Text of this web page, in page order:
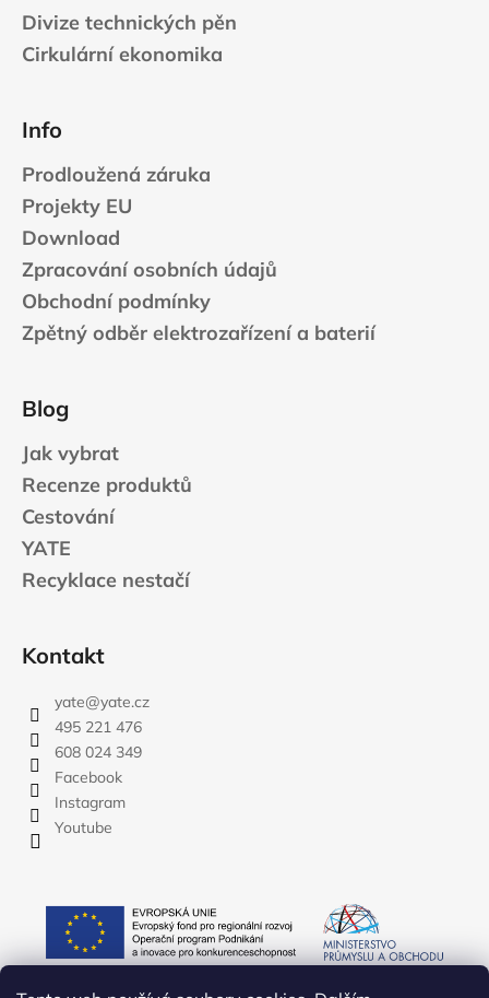
Divize technických pěn
Cirkulární ekonomika
Info
Prodloužená záruka
Projekty EU
Download
Zpracování osobních údajů
Obchodní podmínky
Zpětný odběr elektrozařízení a baterií
Blog
Jak vybrat
Recenze produktů
Cestování
YATE
Recyklace nestačí
Kontakt
yate@yate.cz
495 221 476
608 024 349
Facebook
Instagram
Youtube